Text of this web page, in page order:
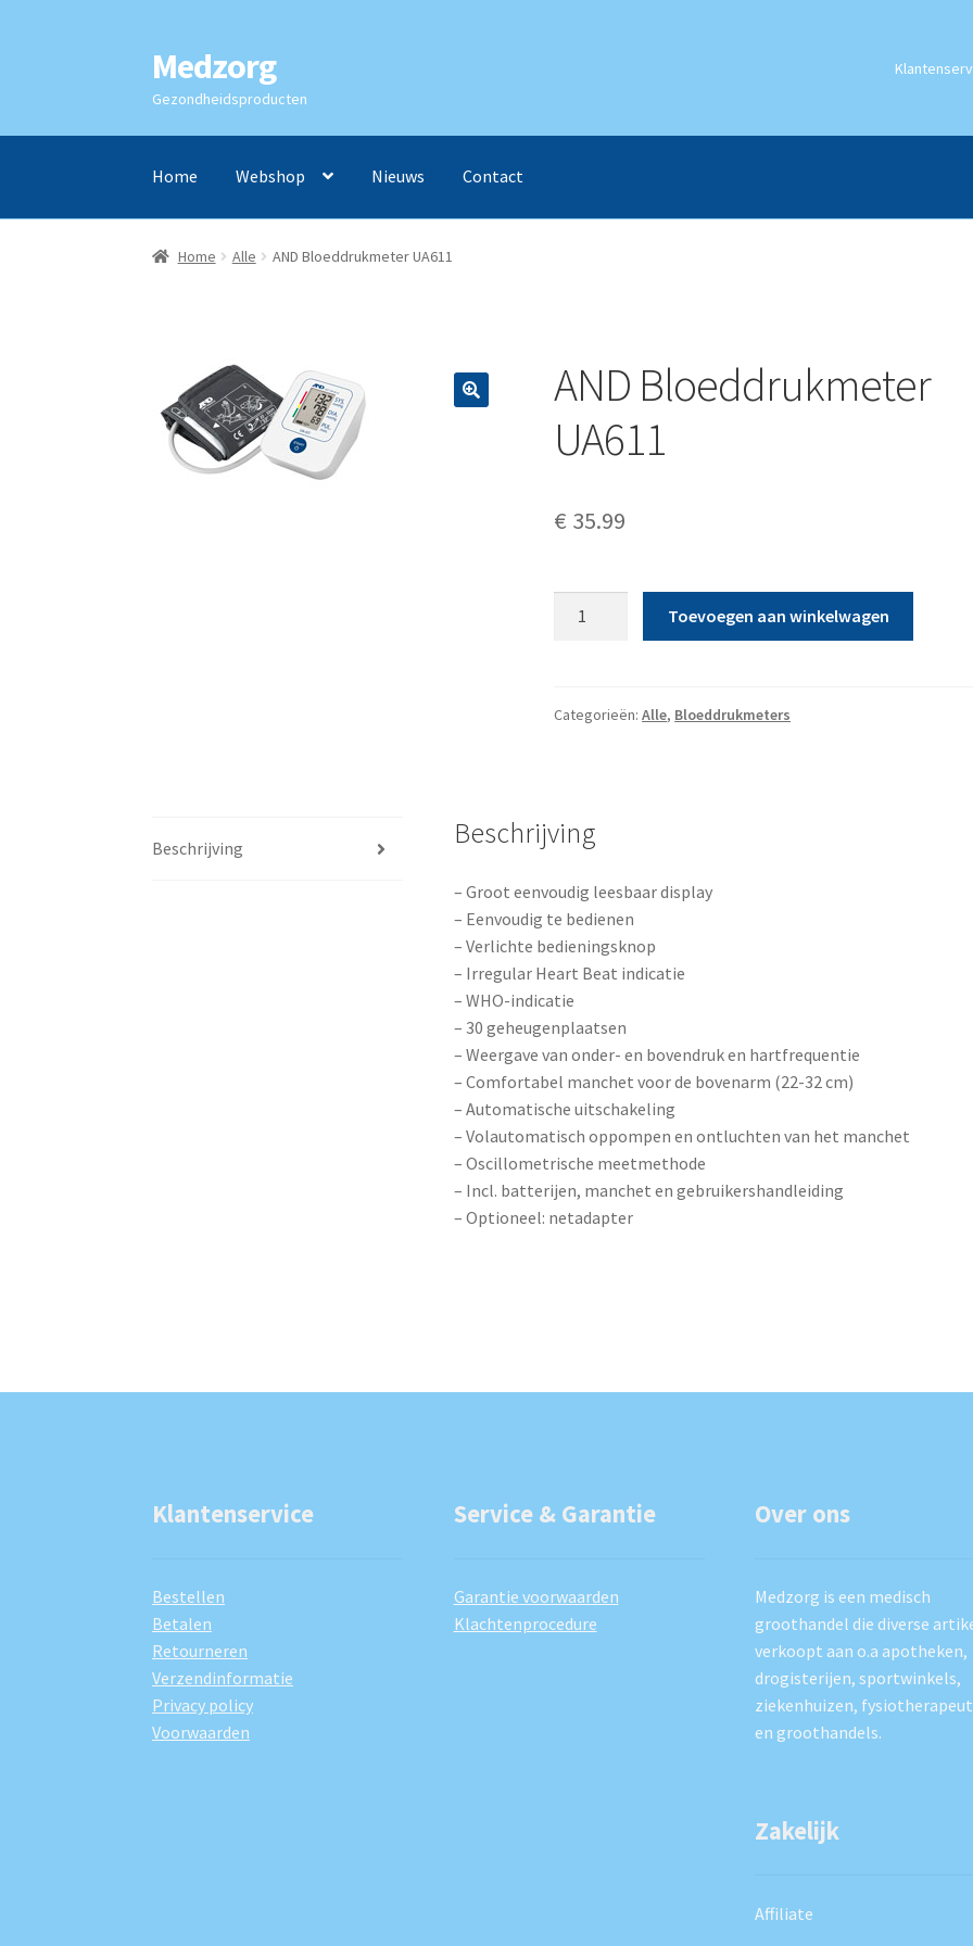
Ga
door
naar
navigatie
Ga
naar
de
inhoud
Medzorg
Gezondheidsproducten
Home Webshop Nieuws Contact
Home Alle AND Bloeddrukmeter UA611
AND Bloeddrukmeter
UA611
€ 35.99
Toevoegen aan winkelwagen
Categorieën:Alle, Bloeddrukmeters
Beschrijving Beschrijving
– Groot eenvoudig leesbaar display
– Eenvoudig te bedienen
– Verlichte bedieningsknop
– Irregular Heart Beat indicatie
– WHO-indicatie
– 30 geheugenplaatsen
– Weergave van onder- en bovendruk en hartfrequentie
– Comfortabel manchet voor de bovenarm (22-32 cm)
– Automatische uitschakeling
– Volautomatisch oppompen en ontluchten van het manchet
– Oscillometrische meetmethode
– Incl. batterijen, manchet en gebruikershandleiding
– Optioneel: netadapter
Klantenservice
Bestellen
Betalen
Retourneren
Verzendinformatie
Privacy policy
Voorwaarden
Service & Garantie
Garantie voorwaarden
Klachtenprocedure
Over ons
Medzorg is een medisch
groothandel die diverse
verkoopt aan o.a apotheken,
drogisterijen, sportwinkels,
ziekenhuizen,
en groothandels.
Zakelijk
Affiliate